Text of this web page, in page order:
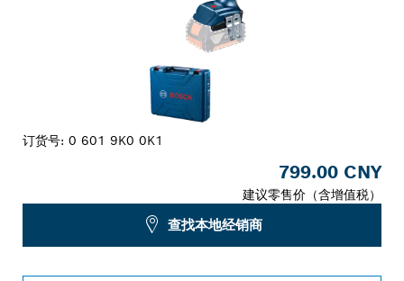
订货号: 0 601 9K0 0K1
799.00 CNY
建议零售价（含增值税）
查找本地经销商